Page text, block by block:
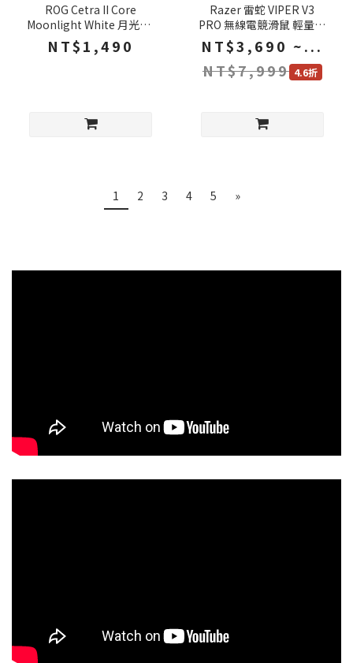
ROG Cetra II Core
Moonlight White 月光白/
黑色 入耳式耳機 耳塞式耳
機 有線耳機
NT$1,490
Razer 雷蛇 VIPER V3
PRO 無線電競滑鼠 輕量滑
鼠 光微動 三代光學按鍵軸
遊戲滑鼠 電競滑鼠
NT$3,690 ~...
NT$7,999 4.6折
1 2 3 4 5 »